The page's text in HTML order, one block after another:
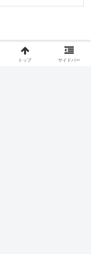
はてブ
トップ サイドバー